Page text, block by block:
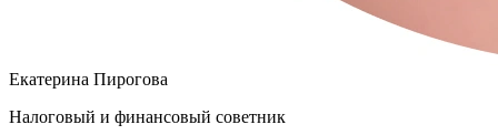
Екатерина Пирогова
Налоговый и финансовый советник